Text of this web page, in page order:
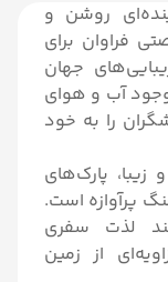
روشن و
فراوان برای
جهان
آب و هوای
را به خود
زیبا، پارک‌های
پرآوازه است.
لذت سفری
از زمین